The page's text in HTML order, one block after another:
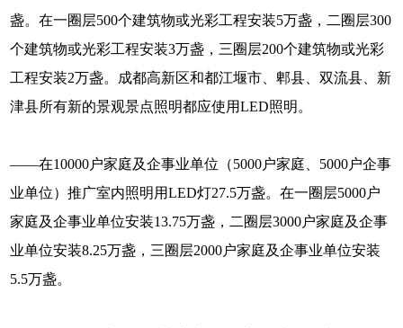
盏。在一圈层500个建筑物或光彩工程安装5万盏，二圈层300
个建筑物或光彩工程安装3万盏，三圈层200个建筑物或光彩
工程安装2万盏。成都高新区和都江堰市、郫县、双流县、新
津县所有新的景观景点照明都应使用LED照明。
——在10000户家庭及企事业单位（5000户家庭、5000户企事
业单位）推广室内照明用LED灯27.5万盏。在一圈层5000户
家庭及企事业单位安装13.75万盏，二圈层3000户家庭及企事
业单位安装8.25万盏，三圈层2000户家庭及企事业单位安装
5.5万盏。